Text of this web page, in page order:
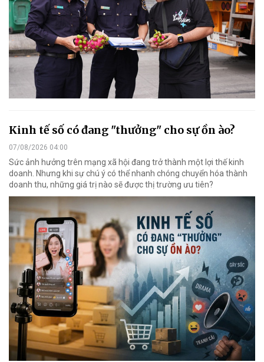
Kinh tế số có đang "thưởng" cho sự ồn ào?
07/08/2026 04:00
Sức ảnh hưởng trên mạng xã hội đang trở thành một lợi thế kinh
doanh. Nhưng khi sự chú ý có thể nhanh chóng chuyển hóa thành
doanh thu, những giá trị nào sẽ được thị trường ưu tiên?